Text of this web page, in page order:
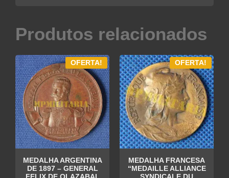
Produtos relacionados
OFERTA!
MEDALHA ARGENTINA
DE 1897 – GENERAL
OFERTA!
MEDALHA FRANCESA
“MEDAILLE ALLIANCE